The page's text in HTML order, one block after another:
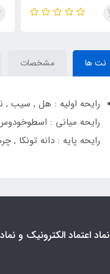
آرمانی کد پروفومو (Harmony
نت ها مشخصات
رایحه اولیه : هل , سیب ,
رایحه میانی :
رایحه پایه : دانه تونکا ,
نماد اعتماد الکترونیک و